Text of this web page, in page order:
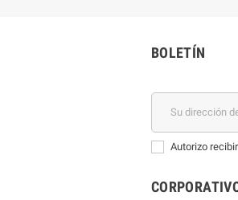
BOLETÍN
Autorizo